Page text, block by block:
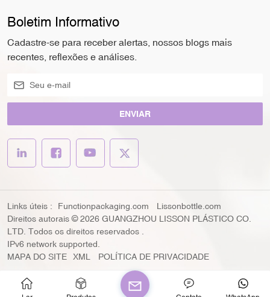
Boletim Informativo
Cadastre-se para receber alertas, nossos blogs mais
recentes, reflexões e análises.
ENVIAR
Links úteis : Functionpackaging.com
Lissonbottle.com
Direitos autorais © 2026 GUANGZHOU LISSON PLÁSTICO CO.
LTD. Todos os direitos reservados .
IPv6 network supported.
MAPA DO SITE
XML POLÍTICA DE PRIVACIDADE